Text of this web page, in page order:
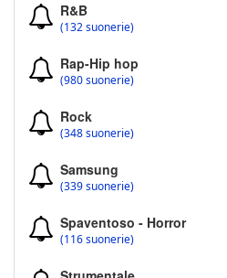
R&B
(132 suonerie)
Rap-Hip hop
(980 suonerie)
Rock
(348 suonerie)
Samsung
(339 suonerie)
Spaventoso - Horror
(116 suonerie)